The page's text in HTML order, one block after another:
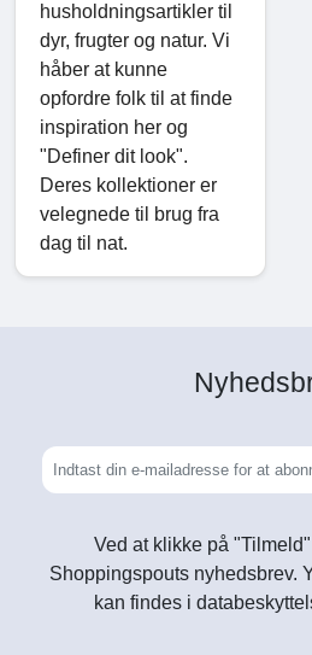
husholdningsartikler til
dyr, frugter og natur. Vi
håber at kunne
opfordre folk til at finde
inspiration her og
"Definer dit look".
Deres kollektioner er
velegnede til brug fra
dag til nat.
Ved at klikke på
Shoppingspouts nyhedsbrev.
kan findes i